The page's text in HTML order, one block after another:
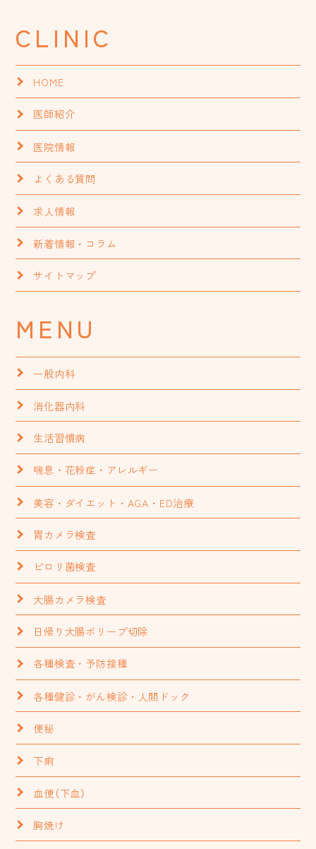
CLINIC
HOME
医師紹介
医院情報
よくある質問
求人情報
新着情報・コラム
サイトマップ
MENU
一般内科
消化器内科
生活習慣病
喘息・花粉症・アレルギー
美容・ダイエット・AGA・ED治療
胃カメラ検査
ピロリ菌検査
大腸カメラ検査
日帰り大腸ポリープ切除
各種検査・予防接種
各種健診・がん検診・人間ドック
便秘
下痢
血便（下血）
胸焼け